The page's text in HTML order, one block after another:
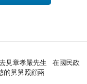
見章孝嚴先生 在國民政
的舅舅照顧兩